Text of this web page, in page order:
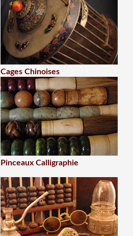
Cages Chinoises
Pinceaux Calligraphie